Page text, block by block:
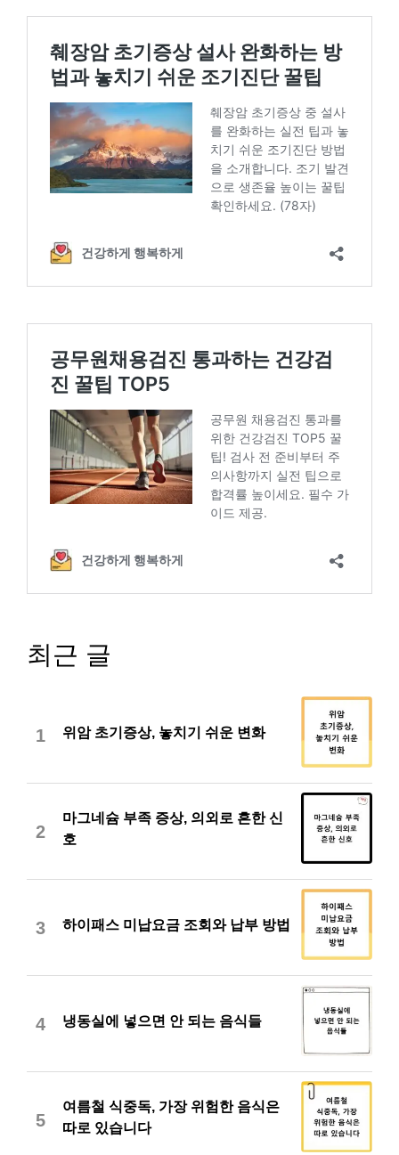
최근 글
1 위암 초기증상, 놓치기 쉬운 변화
2
마그네슘 부족 증상, 의외로 흔한 신
호
3 하이패스 미납요금 조회와 납부 방법
4 냉동실에 넣으면 안 되는 음식들
5
여름철 식중독, 가장 위험한 음식은
따로 있습니다